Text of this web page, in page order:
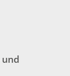
und